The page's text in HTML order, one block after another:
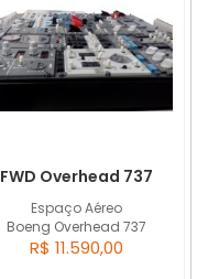
Espaço Aéreo
Boeng Overhead 737
FWD Overhead 737
R$ 11.590,00